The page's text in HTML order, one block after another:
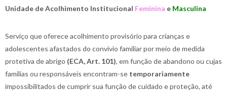
Unidade de Acolhimento Institucional Feminina e Masculina
Serviço que oferece acolhimento provisório para crianças e
adolescentes afastados do convívio familiar por meio de medida
protetiva de abrigo (ECA, Art. 101), em função de abandono ou cujas
famílias ou responsáveis encontram-se temporariamente
impossibilitados de cumprir sua função de cuidado e proteção, até